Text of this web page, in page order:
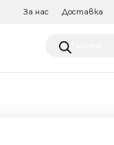
За нас Доставка
Products
search